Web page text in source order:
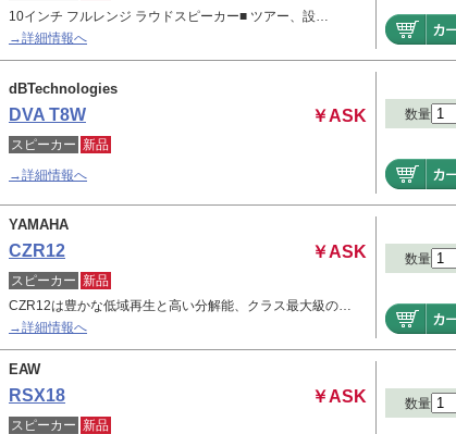
10インチ フルレンジ ラウドスピーカー■ ツアー、設…
→詳細情報へ
dBTechnologies
DVA T8W ￥ASK
スピーカー 新品
→詳細情報へ
数量
YAMAHA
CZR12 ￥ASK
スピーカー 新品
CZR12は豊かな低域再生と高い分解能、クラス最大級の…
→詳細情報へ
数量
EAW
RSX18 ￥ASK
スピーカー 新品
数量